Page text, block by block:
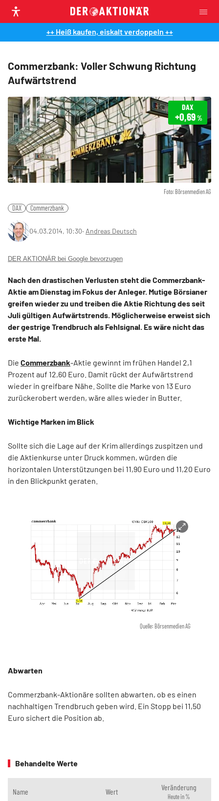
++ Heiß kaufen, eiskalt verdoppeln ++
Commerzbank: Voller Schwung Richtung
Aufwärtstrend
Foto: Börsenmedien AG
DAX
+0,69%
DAX Commerzbank
04.03.2014, 10:30‧ Andreas Deutsch
DER AKTIONÄR bei Google bevorzugen
Nach den drastischen Verlusten steht die Commerzbank-
Aktie am Dienstag im Fokus der Anleger. Mutige Börsianer
greifen wieder zu und treiben die Aktie Richtung des seit
Juli gültigen Aufwärtstrends. Möglicherweise erweist sich
der gestrige Trendbruch als Fehlsignal. Es wäre nicht das
erste Mal.
Die Commerzbank-Aktie gewinnt im frühen Handel 2,1
Prozent auf 12,60 Euro. Damit rückt der Aufwärtstrend
wieder in greifbare Nähe. Sollte die Marke von 13 Euro
zurückerobert werden, wäre alles wieder in Butter.
Wichtige Marken im Blick
Sollte sich die Lage auf der Krim allerdings zuspitzen und
die Aktienkurse unter Druck kommen, würden die
horizontalen Unterstützungen bei 11,90 Euro und 11,20 Euro
in den Blickpunkt geraten.
Quelle: Börsenmedien AG
Abwarten
Commerzbank-Aktionäre sollten abwarten, ob es einen
nachhaltigen Trendbruch geben wird. Ein Stopp bei 11,50
Euro sichert die Position ab.
Behandelte Werte
Name Wert Veränderung
Heute in %